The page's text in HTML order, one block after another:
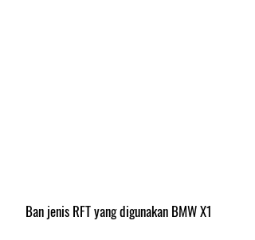
Ban jenis RFT yang digunakan BMW X1